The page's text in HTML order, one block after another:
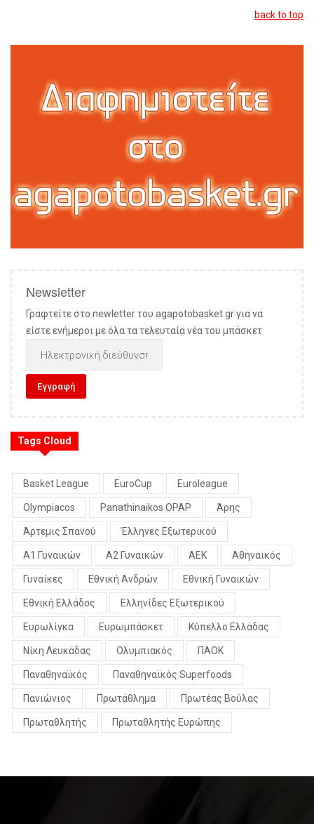
back to top
Newsletter
Γραφτείτε στο newletter του agapotobasket.gr για να
είστε ενήμεροι με όλα τα τελευταία νέα του μπάσκετ
Tags Cloud
Basket League EuroCup Euroleague
Olympiacos Panathinaikos OPAP Άρης
Άρτεμις Σπανού Έλληνες Εξωτερικού
Α1 Γυναικών Α2 Γυναικών ΑΕΚ Αθηναικός
Γυναίκες Εθνική Ανδρών Εθνική Γυναικών
Εθνική Ελλάδος Ελληνίδες Εξωτερικού
Ευρωλίγκα Ευρωμπάσκετ Κύπελλο Ελλάδας
Νίκη Λευκάδας Ολυμπιακός ΠΑΟΚ
Παναθηναϊκός Παναθηναϊκός Superfoods
Πανιώνιος Πρωτάθλημα Πρωτέας Βούλας
Πρωταθλητής Πρωταθλητής Ευρώπης